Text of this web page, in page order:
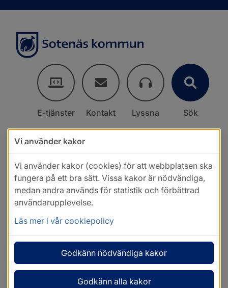
E-tjänster Kontakt Lyssna Sök
Vi använder kakor
Vi använder kakor (cookies) för att webbplatsen ska
fungera på ett bra sätt. Vissa kakor är nödvändiga,
medan andra används för statistik och förbättrad
användarupplevelse.
Läs mer i vår cookiepolicy
Godkänn nödvändiga kakor
Godkänn alla kakor